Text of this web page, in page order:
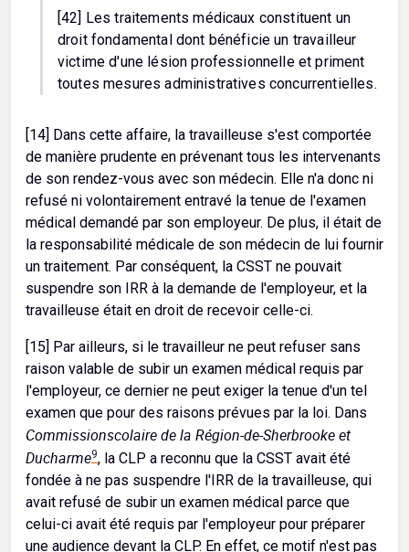
[42] Les traitements médicaux constituent un
droit fondamental dont bénéficie un travailleur
victime d'une lésion professionnelle et priment
toutes mesures administratives concurrentielles.
[14] Dans cette affaire, la travailleuse s'est comportée
de manière prudente en prévenant tous les intervenants
de son rendez-vous avec son médecin. Elle n'a donc ni
refusé ni volontairement entravé la tenue de l'examen
médical demandé par son employeur. De plus, il était de
la responsabilité médicale de son médecin de lui fournir
un traitement. Par conséquent, la CSST ne pouvait
suspendre son IRR à la demande de l'employeur, et la
travailleuse était en droit de recevoir celle-ci.
[15] Par ailleurs, si le travailleur ne peut refuser sans
raison valable de subir un examen médical requis par
l'employeur, ce dernier ne peut exiger la tenue d'un tel
examen que pour des raisons prévues par la loi. Dans
Commissionscolaire de la Région-de-Sherbrooke et
Ducharme9, la CLP a reconnu que la CSST avait été
fondée à ne pas suspendre l'IRR de la travailleuse, qui
avait refusé de subir un examen médical parce que
celui-ci avait été requis par l'employeur pour préparer
une audience devant la CLP. En effet, ce motif n'est pas